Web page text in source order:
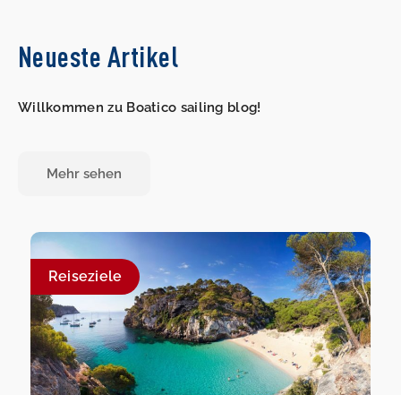
Neueste Artikel
Willkommen zu Boatico sailing blog!
Mehr sehen
Reiseziele